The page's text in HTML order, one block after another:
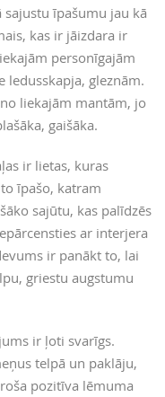
īpašumu jau kā
kas ir jāizdara ir
personīgajām
gleznām.
liekajām mantām, jo
gaišāka.
ir lietas, kuras
īpašo, katram
sajūtu, kas palīdzēs
ar interjera
ir panākt to, lai
griestu augstumu
ir ļoti svarīgs.
telpā un paklāju,
pozitīva lēmuma